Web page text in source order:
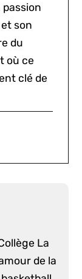
son
du
où ce
clé de
La
de la